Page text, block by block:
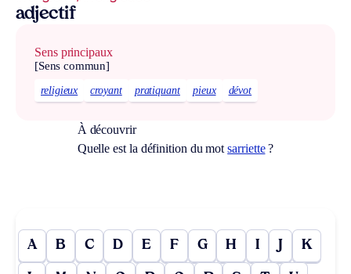
adjectif
Sens principaux
[Sens commun]
religieux croyant pratiquant pieux dévot
À découvrir
Quelle est la définition du motsarriette?
A B C D E F G H I J K